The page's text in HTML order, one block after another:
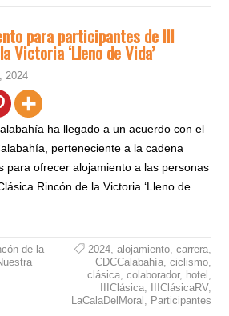
para participantes de III
Victoria ‘Lleno de Vida’
2024
ha llegado a un acuerdo con el
perteneciente a la cadena
para ofrecer alojamiento a las personas
Rincón de la Victoria ‘Lleno de…
de la
2024, alojamiento, carrera,
CDCCalabahía, ciclismo,
clásica, colaborador, hotel
IIIClásica, IIIClásicaRV,
LaCalaDelMoral
Participantes